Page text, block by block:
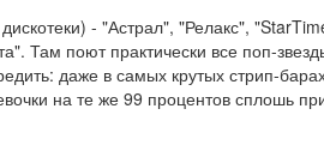
- "Астрал", "Релакс",
Там поют практически все поп-
даже в самых крутых стрип-
на те же 99 процентов сплошь